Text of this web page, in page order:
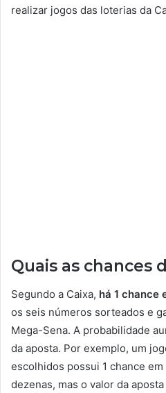
realizar jogos das loterias da
Quais as chances
Segundo a Caixa, há 1 chance
os seis números sorteados e
Mega-Sena. A probabilidade
da aposta. Por exemplo, um
escolhidos possui 1 chance
dezenas, mas o valor da